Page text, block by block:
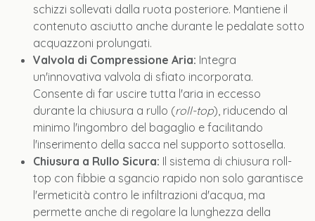
schizzi sollevati dalla ruota posteriore. Mantiene il
contenuto asciutto anche durante le pedalate sotto
acquazzoni prolungati.
Valvola di Compressione Aria: Integra
un'innovativa valvola di sfiato incorporata.
Consente di far uscire tutta l'aria in eccesso
durante la chiusura a rullo (roll-top), riducendo al
minimo l'ingombro del bagaglio e facilitando
l'inserimento della sacca nel supporto sottosella.
Chiusura a Rullo Sicura: Il sistema di chiusura roll-
top con fibbie a sgancio rapido non solo garantisce
l'ermeticità contro le infiltrazioni d'acqua, ma
permette anche di regolare la lunghezza della